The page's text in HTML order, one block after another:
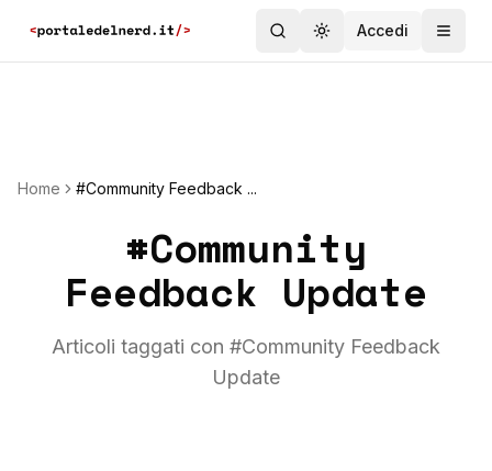
Toggle theme
Accedi
Home #Community Feedback ...
#Community
Feedback Update
Articoli taggati con #Community Feedback
Update